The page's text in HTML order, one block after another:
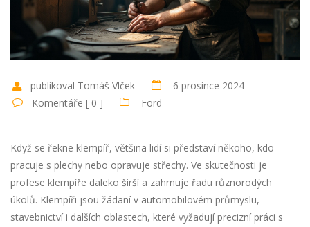
publikoval Tomáš Vlček
6 prosince 2024
Komentáře [ 0 ]
Ford
Když se řekne klempíř, většina lidí si představí někoho, kdo
pracuje s plechy nebo opravuje střechy. Ve skutečnosti je
profese klempíře daleko širší a zahrnuje řadu různorodých
úkolů. Klempíři jsou žádaní v automobilovém průmyslu,
stavebnictví i dalších oblastech, které vyžadují precizní práci s